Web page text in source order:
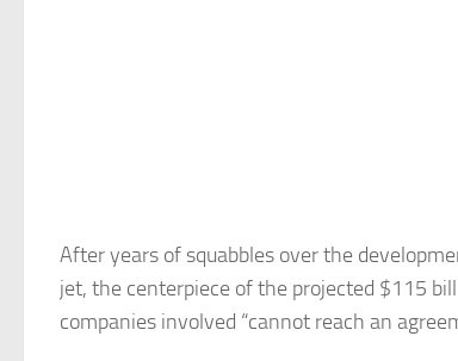
After years of squabbles over the
jet, the centerpiece of the projected $115
companies involved “cannot reach an